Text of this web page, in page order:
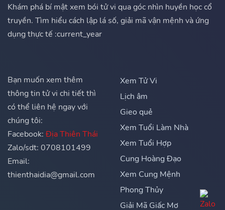
Khám phá bí mật xem bói tử vi qua góc nhìn huyền học cổ
truyền. Tìm hiểu cách lập lá số, giải mã vận mệnh và ứng
dụng thực tế :current_year
Bạn muốn xem thêm
thông tin tử vi chi tiết thì
có thể liên hệ ngay với
chúng tôi:
Facebook: Địa Thiên Thái
Zalo/sdt: 0708101499
Email:
thienthaidia@gmail.com
Xem Tử Vi
Lịch âm
Gieo quẻ
Xem Tuổi Làm Nhà
Xem Tuổi Hợp
Cung Hoàng Đạo
Xem Cung Mệnh
Phong Thủy
Giải Mã Giấc Mơ